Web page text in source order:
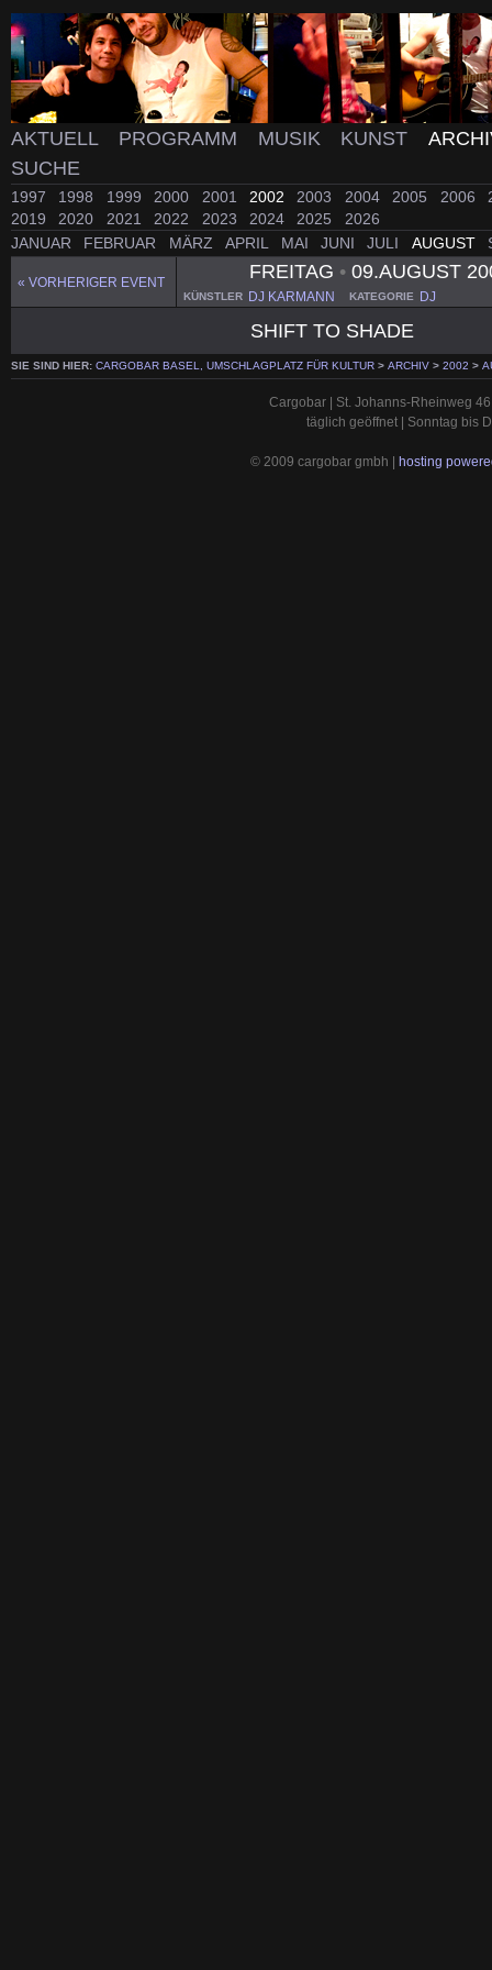
AKTUELL PROGRAMM MUSIK KUNST
SUCHE
1997 1998 1999 2000 2001 2002 2003 2004 2005 2006
2019
2020 2021 2022 2023 2024 2025
2026
JANUAR
FEBRUAR MÄRZ APRIL MAI JUNI JULI AUGUST
« VORHERIGER EVENT
FREITAG •09.AUGUST
KÜNSTLER DJ KARMANN KATEGORIE DJ
SHIFT TO SHADE
SIE SIND HIER: CARGOBAR BASEL, UMSCHLAGPLATZ FÜR KULTUR > ARCHIV > 2002 >
Cargobar | St. Johanns-Rheinweg
täglich geöffnet | Sonntag bis
© 2009 cargobar gmbh | hosting